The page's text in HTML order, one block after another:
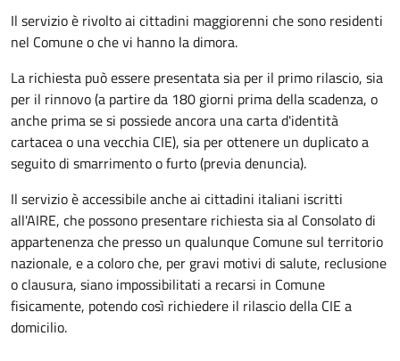
Il servizio è rivolto ai cittadini maggiorenni che sono residenti
nel Comune o che vi hanno la dimora.
La richiesta può essere presentata sia per il primo rilascio, sia
per il rinnovo (a partire da 180 giorni prima della scadenza, o
anche prima se si possiede ancora una carta d'identità
cartacea o una vecchia CIE), sia per ottenere un duplicato a
seguito di smarrimento o furto (previa denuncia).
Il servizio è accessibile anche ai cittadini italiani iscritti
all'AIRE, che possono presentare richiesta sia al Consolato di
appartenenza che presso un qualunque Comune sul territorio
nazionale, e a coloro che, per gravi motivi di salute, reclusione
o clausura, siano impossibilitati a recarsi in Comune
fisicamente, potendo così richiedere il rilascio della CIE a
domicilio.